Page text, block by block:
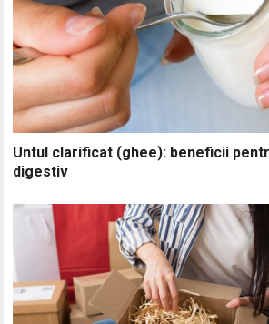
Untul clarificat (ghee): beneficii
digestiv